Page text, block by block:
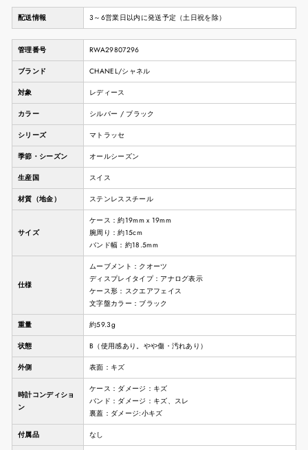
配送情報 3～6営業日以内に発送予定（土日祝を除）
管理番号 RWA29807296
ブランド CHANEL/シャネル
対象 レディース
カラー シルバー / ブラック
シリーズ マトラッセ
季節・シーズン オールシーズン
生産国 スイス
材質（地金） ステンレススチール
サイズ
ケース：約19mm x 19mm
腕周り：約15cm
バンド幅：約18.5mm
仕様
ムーブメント：クオーツ
ディスプレイタイプ：アナログ表示
ケース形：スクエアフェイス
文字盤カラー：ブラック
重量 約59.3g
状態 B（使用感あり。やや傷・汚れあり）
外側 表面：キズ
時計コンディショ
ン
ケース：ダメージ：キズ
バンド：ダメージ：キズ、スレ
裏蓋：ダメージ:小キズ
付属品 なし